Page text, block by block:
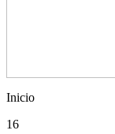
Inicio
16